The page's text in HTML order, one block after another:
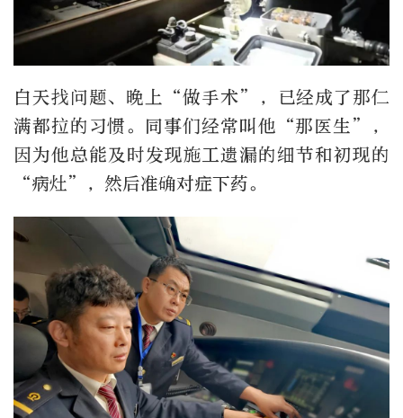
白天找问题、晚上“做手术”，已经成了那仁
满都拉的习惯。同事们经常叫他“那医生”，
因为他总能及时发现施工遗漏的细节和初现的
“病灶”，然后准确对症下药。